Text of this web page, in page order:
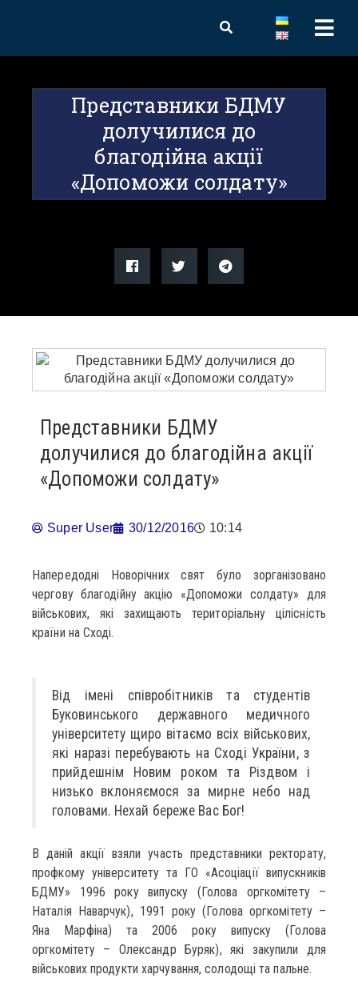
Представники БДМУ
долучилися до
благодійна акції
«Допоможи солдату»
Представники БДМУ
долучилися до благодійна акції
«Допоможи солдату»
Super User 30/12/2016 10:14
Напередодні Новорічних свят було зорганізовано
чергову благодійну акцію «Допоможи солдату» для
військових, які захищають територіальну цілісність
країни на Сході.
Від імені співробітників та студентів
Буковинського державного медичного
університету щиро вітаємо всіх військових,
які наразі перебувають на Сході України, з
прийдешнім Новим роком та Різдвом і
низько вклоняємося за мирне небо над
головами. Нехай береже Вас Бог!
В даній акції взяли участь представники ректорату,
профкому університету та ГО «Асоціації випускників
БДМУ» 1996 року випуску (Голова оргкомітету –
Наталія Наварчук), 1991 року (Голова оргкомітету –
Яна Марфіна) та 2006 року випуску (Голова
оргкомітету – Олександр Буряк), які закупили для
військових продукти харчування, солодощі та пальне.